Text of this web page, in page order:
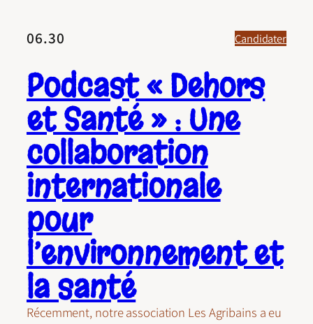
06.30 Candidater
Podcast « Dehors
et Santé » : Une
collaboration
internationale
pour
l’environnement et
la santé
Récemment, notre association Les Agribains a eu